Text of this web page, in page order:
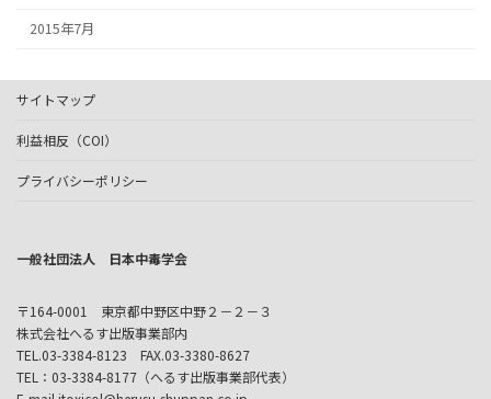
2015年7月
サイトマップ
利益相反（COI）
プライバシーポリシー
一般社団法人 日本中毒学会
〒164-0001 東京都中野区中野２－２－３
株式会社へるす出版事業部内
TEL.03-3384-8123 FAX.03-3380-8627
TEL：03-3384-8177（へるす出版事業部代表）